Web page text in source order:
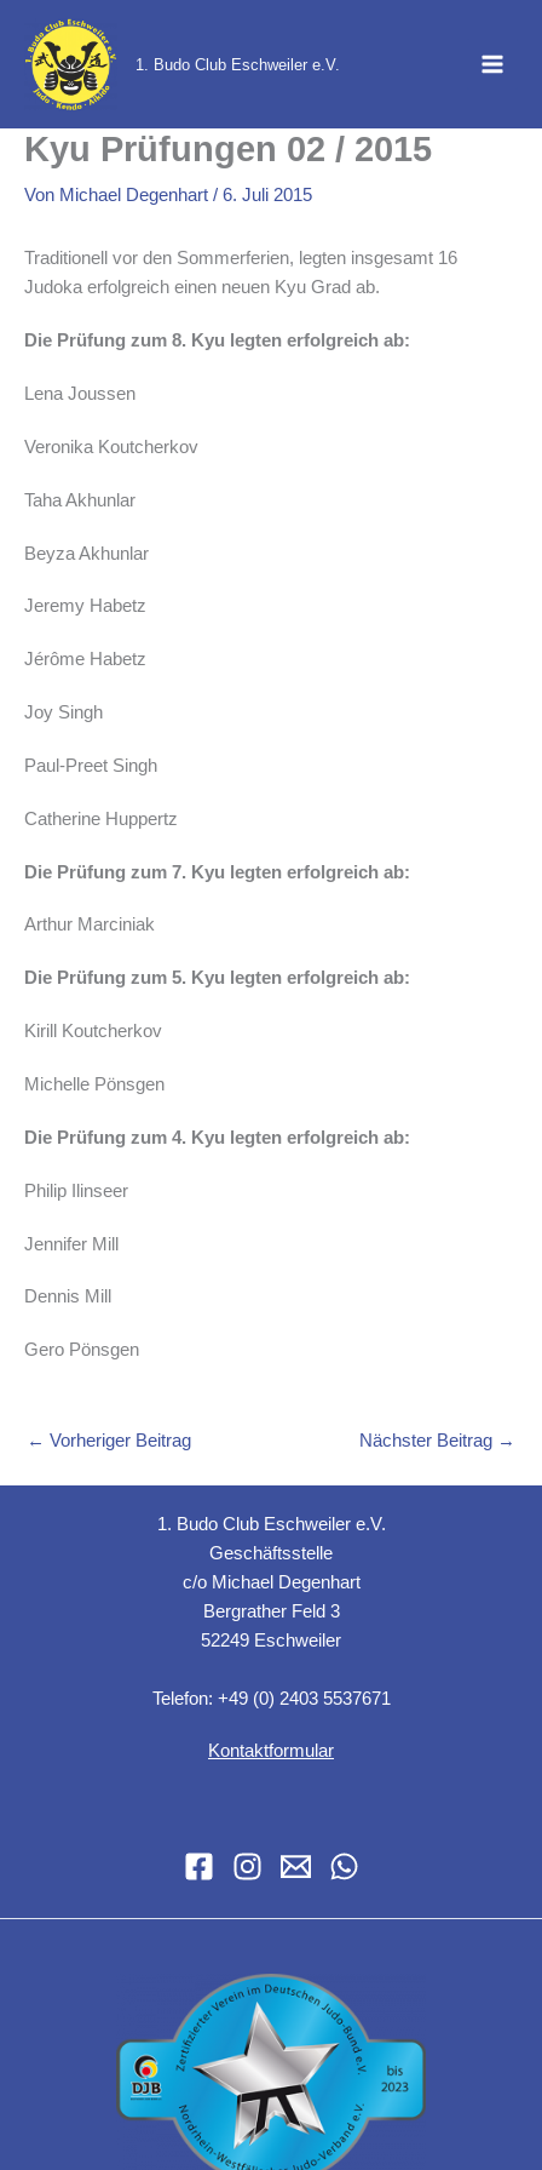
Inhalt
springen
1. Budo Club Eschweiler e.V.
Kyu Prüfungen 02 / 2015
Von Michael Degenhart / 6. Juli 2015
Traditionell vor den Sommerferien, legten insgesamt 16
Judoka erfolgreich einen neuen Kyu Grad ab.
Die Prüfung zum 8. Kyu legten erfolgreich ab:
Lena Joussen
Veronika Koutcherkov
Taha Akhunlar
Beyza Akhunlar
Jeremy Habetz
Jérôme Habetz
Joy Singh
Paul-Preet Singh
Catherine Huppertz
Die Prüfung zum 7. Kyu legten erfolgreich ab:
Arthur Marciniak
Die Prüfung zum 5. Kyu legten erfolgreich ab:
Kirill Koutcherkov
Michelle Pönsgen
Die Prüfung zum 4. Kyu legten erfolgreich ab:
Philip Ilinseer
Jennifer Mill
Dennis Mill
Gero Pönsgen
← Vorheriger Beitrag Nächster Beitrag →
1. Budo Club Eschweiler e.V.
Geschäftsstelle
c/o Michael Degenhart
Bergrather Feld 3
52249 Eschweiler
Telefon: +49 (0) 2403 5537671
Kontaktformular